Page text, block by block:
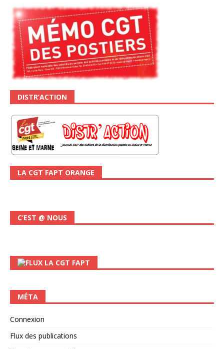
DISTR’ACTION
LA CGT FAPT ORANGE
C’EST @ NOUS
LA CGT FAPT
MÉTA
Connexion
Flux des publications